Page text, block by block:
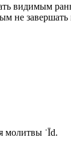
видимым
молитвы ʿĪd.